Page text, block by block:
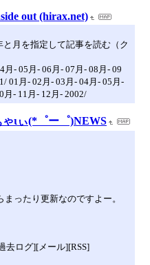
out (hirax.net)
と月を指定して記事を読む（ク
月- 05月- 06月- 07月- 08月- 09
01月- 02月- 03月- 04月- 05月-
月- 11月- 12月- 2002/
ゃιぃ(*゜ー゜)NEWS
まったり更新なのですよー。
去ログ][メール][RSS]